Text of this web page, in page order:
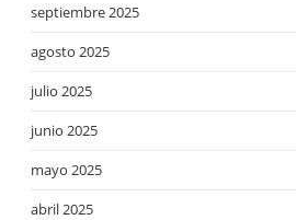
septiembre 2025
agosto 2025
julio 2025
junio 2025
mayo 2025
abril 2025